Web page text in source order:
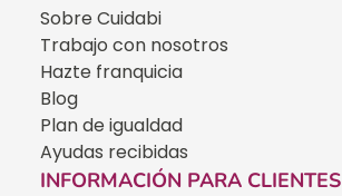
Sobre Cuidabi
Trabajo con nosotros
Hazte franquicia
Blog
Plan de igualdad
Ayudas recibidas
INFORMACIÓN PARA CLIENTES